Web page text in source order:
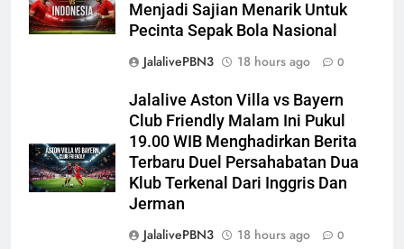
Menjadi Sajian Menarik Untuk
Pecinta Sepak Bola Nasional
JalalivePBN3
18 hours ago 0
Jalalive Aston Villa vs Bayern
Club Friendly Malam Ini Pukul
19.00 WIB Menghadirkan Berita
Terbaru Duel Persahabatan Dua
Klub Terkenal Dari Inggris Dan
Jerman
JalalivePBN3
18 hours ago 0